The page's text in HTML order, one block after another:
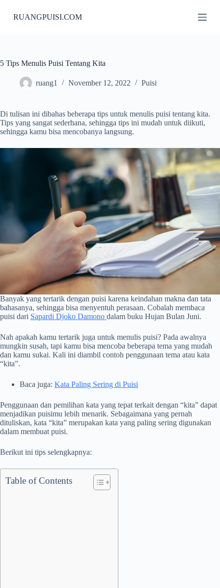
k
c
t
RUANGPUISI.COM
5 Tips Menulis Puisi Tentang Kita
ruang1 November 12, 2022 Puisi
Di tulisan ini dibahas beberapa tips untuk menulis puisi tentang kita.
Tips yang sangat sederhana, sehingga tips ini mudah untuk diikuti,
sehingga kamu bisa mencobanya langsung.
Banyak yang tertarik dengan puisi karena keindahan makna dan tata
bahasanya, sehingga bisa menyentuh perasaan. Cobalah membaca
puisi dari Sapardi Djoko Damono dalam buku Hujan Bulan Juni.
Nah apakah kamu tertarik juga untuk menulis puisi? Pada awalnya
mungkin susah, tapi kamu bisa mencoba beberapa tema yang mudah
dan kamu sukai. Kali ini diambil contoh penggunaan tema atau kata
“kita”.
Baca juga: Kata Paling Sering di Puisi
Penggunaan dan pemilihan kata yang tepat terkait dengan “kita” dapat
menjadikan puisimu lebih menarik. Sebagaimana yang pernah
dituliskan, kata “kita” merupakan kata yang paling sering digunakan
dalam membuat puisi.
Berikut ini tips selengkapnya:
Table of Contents